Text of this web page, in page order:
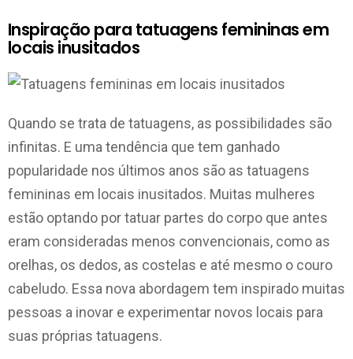
Inspiração para tatuagens femininas em
locais inusitados
Quando se trata de tatuagens, as possibilidades são
infinitas. E uma tendência que tem ganhado
popularidade nos últimos anos são as tatuagens
femininas em locais inusitados. Muitas mulheres
estão optando por tatuar partes do corpo que antes
eram consideradas menos convencionais, como as
orelhas, os dedos, as costelas e até mesmo o couro
cabeludo. Essa nova abordagem tem inspirado muitas
pessoas a inovar e experimentar novos locais para
suas próprias tatuagens.